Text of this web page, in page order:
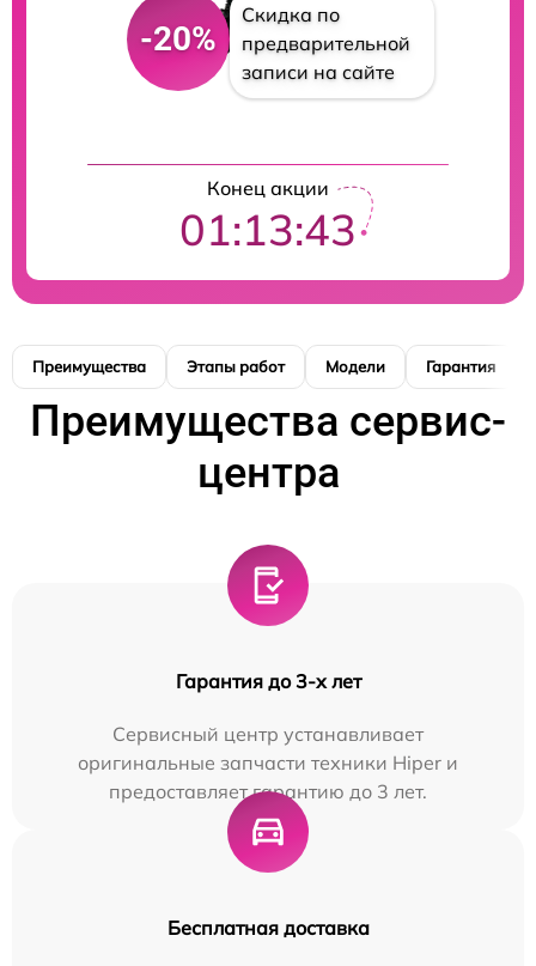
-20%
Скидка по
предварительной
записи на сайте
Конец акции
01:13:42
Преимущества Этапы работ Модели Гарантия
Преимущества сервис-
центра
Гарантия до 3-х лет
Сервисный центр устанавливает
оригинальные запчасти техники Hiper и
предоставляет гарантию до 3 лет.
Бесплатная доставка